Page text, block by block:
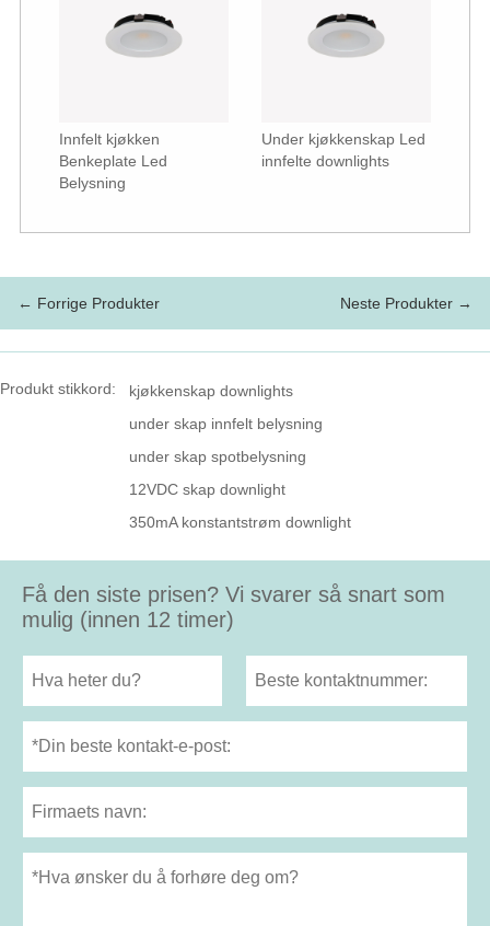
Innfelt kjøkken
Benkeplate Led
Belysning
Under kjøkkenskap Led
innfelte downlights
← Forrige Produkter Neste Produkter →
Produkt stikkord:
kjøkkenskap downlights
under skap innfelt belysning
under skap spotbelysning
12VDC skap downlight
350mA konstantstrøm downlight
Få den siste prisen? Vi svarer så snart som
mulig (innen 12 timer)